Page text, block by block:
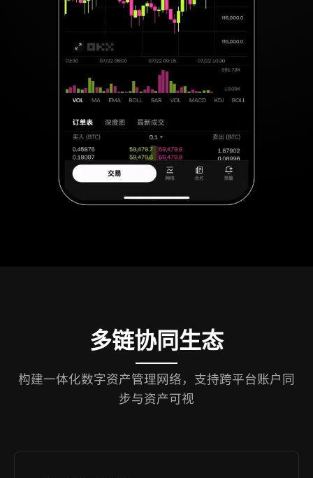
多链协同生态
构建一体化数字资产管理网络，支持跨平台账户同
步与资产可视